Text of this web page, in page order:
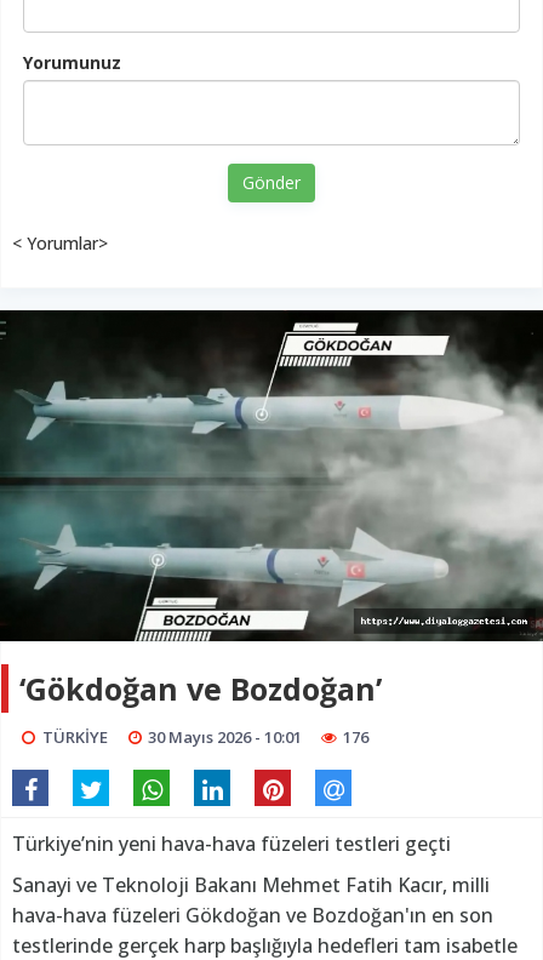
Yorumunuz
Gönder
< Yorumlar>
‘Gökdoğan ve Bozdoğan’
TÜRKİYE 30 Mayıs 2026 - 10:01 176
Türkiye’nin yeni hava-hava füzeleri testleri geçti
Sanayi ve Teknoloji Bakanı Mehmet Fatih Kacır, milli
hava-hava füzeleri Gökdoğan ve Bozdoğan'ın en son
testlerinde gerçek harp başlığıyla hedefleri tam isabetle